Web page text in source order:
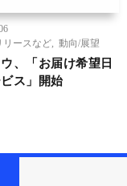
リースなど
動向/展望
、「お届け希望日
ス」開始